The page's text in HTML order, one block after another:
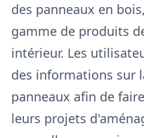
des panneaux en
gamme de produits
intérieur. Les
des informations sur
panneaux afin de
leurs projets